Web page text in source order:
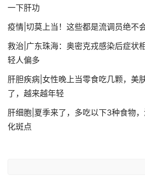
一下肝功
疫情|切莫上当！这些都是流调员绝不
救治|广东珠海：奥密克戎感染后症状
轻人偏多
肝胆疾病|女性晚上当零食吃几颗，美
了，越来越年轻
肝细胞|夏季来了，多吃以下3种食物
化斑点